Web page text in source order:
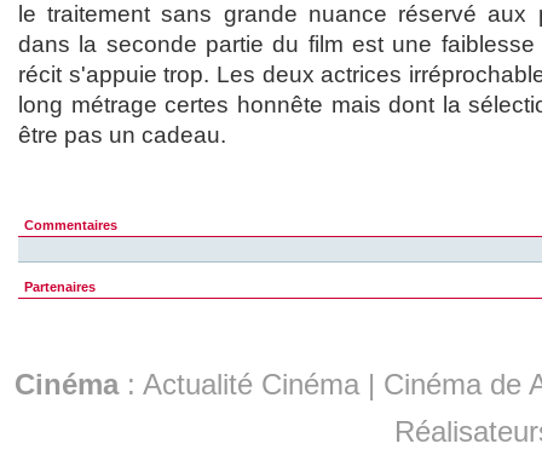
le traitement sans grande nuance réservé aux
dans la seconde partie du film est une
récit s'appuie trop. Les deux actrices
long métrage certes honnête mais dont la
être pas un cadeau.
Commentaires
Partenaires
Cinéma: Actualité Cinéma | Cinéma de